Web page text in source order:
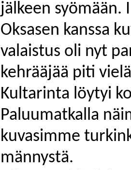
jälkeen syömään.
Oksasen kanssa
valaistus oli nyt
kehrääjää piti
Kultarinta löytyi
Paluumatkalla
kuvasimme
männystä.